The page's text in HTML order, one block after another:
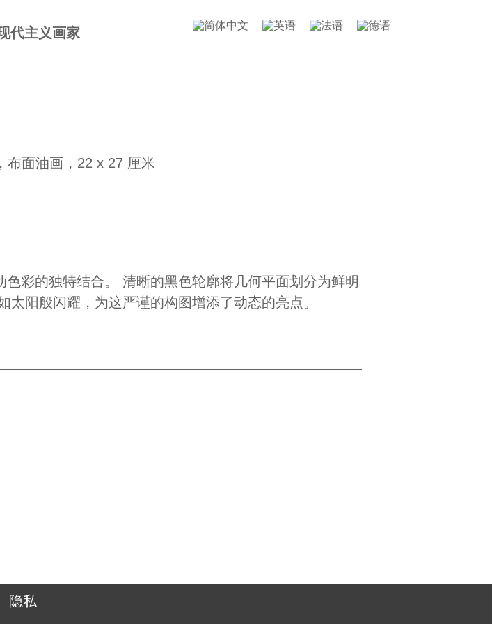
代主义画家
布面油画，22 x 27 厘米
彩的独特结合。 清晰的黑色轮廓将几何平面划分为鲜明
阳般闪耀，为这严谨的构图增添了动态的亮点。
隐私